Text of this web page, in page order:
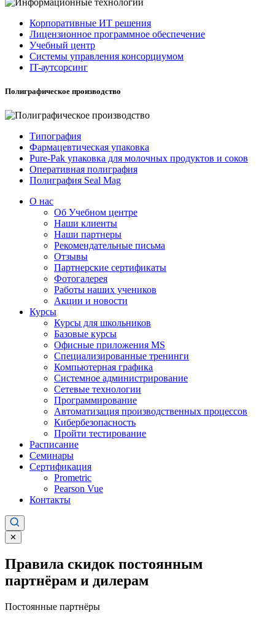
Корпоративные ИТ решения
Лицензионное программное обеспечение
Учебный центр
Системы управления консорциумом
IT-аутсорсинг
Полиграфическое производство
Типография
Фармацевтическая упаковка
Pure-Pak упаковка для молочных продуктов и соков
Оперативная полиграфия
Полиграфия Seal Mag
О нас
Об Учебном центре
Наши клиенты
Наши партнеры
Рекомендательные письма
Отзывы
Партнерские сертификаты
Фотогалерея
Работы наших учеников
Акции и новости
Курсы
Курсы для школьников
Базовые курсы
Офисные приложения MS
Специализированные тренинги
Компьютерная графика
Системное администрирование
Сетевые технологии
Программирование
Автоматизация производственных процессов
Кибербезопасность
Пройти тестирование
Расписание
Семинары
Сертификация
Prometric
Pearson Vue
Контакты
✕
Правила скидок постоянным
партнёрам и дилерам
Постоянные партнёры